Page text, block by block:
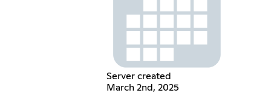
Server created
March 2nd, 2025